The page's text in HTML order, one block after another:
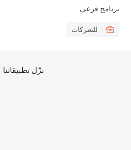
برنامج فرعي
للشركات
نزّل تطبيقاتنا